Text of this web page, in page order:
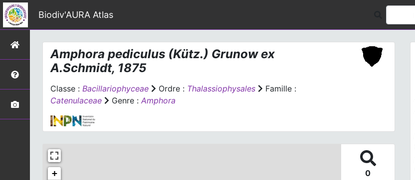
Biodiv'AURA Atlas
Amphora pediculus (Kütz.) Grunow ex
A.Schmidt, 1875
Classe : Bacillariophyceae Ordre : Thalassiophysales
Famille :
Catenulaceae
Genre : Amphora
+ 0